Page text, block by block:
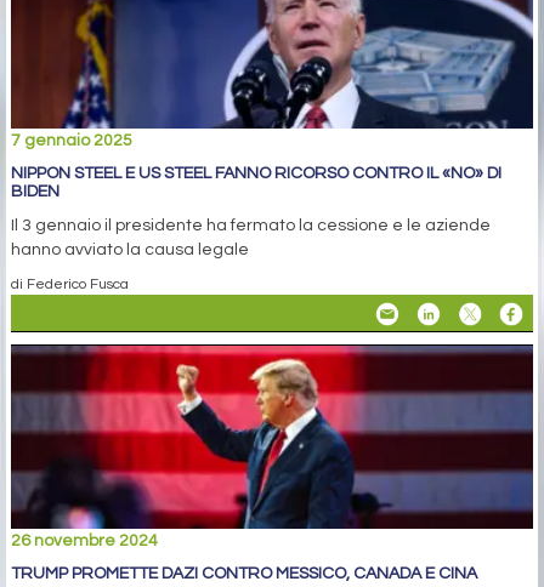
7 gennaio 2025
NIPPON STEEL E US STEEL FANNO RICORSO CONTRO IL «NO» DI
BIDEN
Il 3 gennaio il presidente ha fermato la cessione e le aziende
hanno avviato la causa legale
di Federico Fusca
26 novembre 2024
TRUMP PROMETTE DAZI CONTRO MESSICO, CANADA E CINA